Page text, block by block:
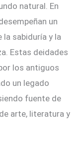
natural. En
un
la sabiduría y la
Estas deidades
los antiguos
un legado
fuente de
arte, literatura y